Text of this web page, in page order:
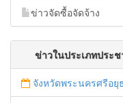
ข่าวจัดซื้อจัดจ้าง
ข่าวในประเภทประ
จังหวัดพระนครศรีอยุธยา บูรณาการหน่วยงานที่เกี่ยวข้อง ลงพื้นที่จัดระเบียบและดำเนินมาตรการตามบ